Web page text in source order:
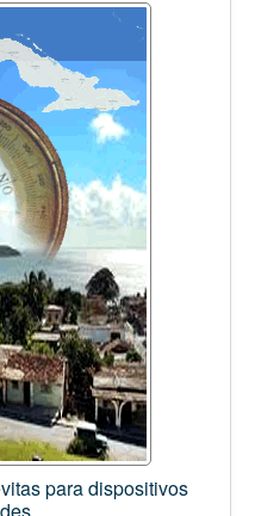
para dispositivos